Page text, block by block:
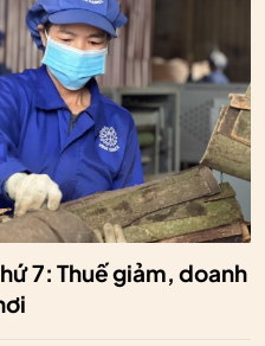
7: Thuế giảm, doanh